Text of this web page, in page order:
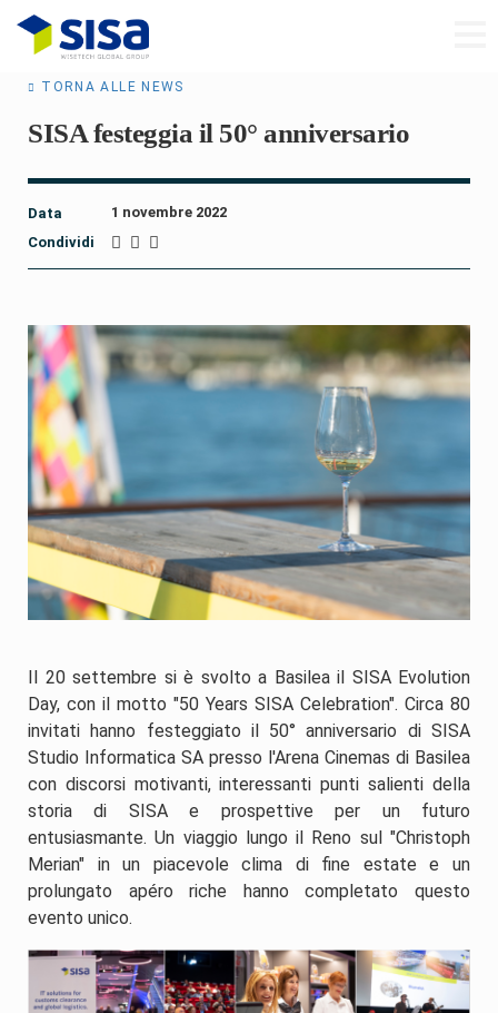
TORNA ALLE NEWS
SISA festeggia il 50° anniversario
Data
1 novembre 2022
Condividi
Il 20 settembre si è svolto a Basilea il SISA Evolution
Day, con il motto "50 Years SISA Celebration". Circa 80
invitati hanno festeggiato il 50° anniversario di SISA
Studio Informatica SA presso l'Arena Cinemas di Basilea
con discorsi motivanti, interessanti punti salienti della
storia di SISA e prospettive per un futuro
entusiasmante. Un viaggio lungo il Reno sul "Christoph
Merian" in un piacevole clima di fine estate e un
prolungato apéro riche hanno completato questo
evento unico.